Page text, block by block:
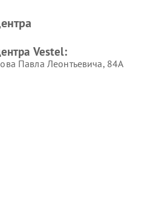
Vestel:
Павла Леонтьевича, 84А